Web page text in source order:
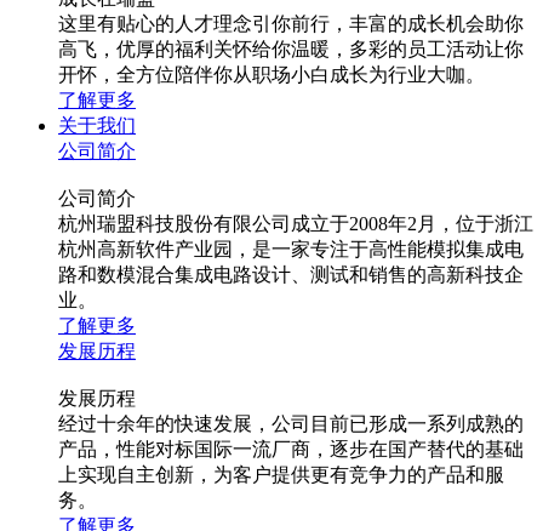
这里有贴心的人才理念引你前行，丰富的成长机会助你
高飞，优厚的福利关怀给你温暖，多彩的员工活动让你
开怀，全方位陪伴你从职场小白成长为行业大咖。
了解更多
关于我们
公司简介
公司简介
杭州瑞盟科技股份有限公司成立于2008年2月，位于浙江
杭州高新软件产业园，是一家专注于高性能模拟集成电
路和数模混合集成电路设计、测试和销售的高新科技企
业。
了解更多
发展历程
发展历程
经过十余年的快速发展，公司目前已形成一系列成熟的
产品，性能对标国际一流厂商，逐步在国产替代的基础
上实现自主创新，为客户提供更有竞争力的产品和服
务。
了解更多